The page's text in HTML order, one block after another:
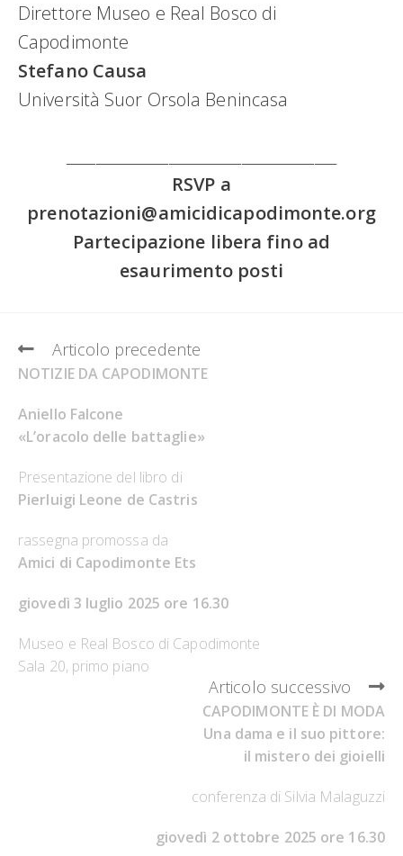
Direttore Museo e Real Bosco di
Capodimonte
Stefano Causa
Università Suor Orsola Benincasa
RSVP a
prenotazioni@amicidicapodimonte.org
Partecipazione libera fino ad
esaurimento posti
Leggi
articoli
Articolo precedente
NOTIZIE DA CAPODIMONTE
Aniello Falcone
«L’oracolo delle battaglie»
Presentazione del libro di
Pierluigi Leone de Castris
rassegna promossa da
Amici di Capodimonte Ets
giovedì 3 luglio 2025 ore 16.30
Museo e Real Bosco di Capodimonte
Sala 20, primo piano
Articolo successivo
CAPODIMONTE È DI MODA
Una dama e il suo pittore:
il mistero dei gioielli
conferenza di Silvia Malaguzzi
giovedì 2 ottobre 2025 ore 16.30